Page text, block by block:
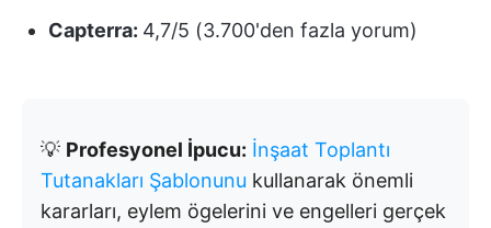
Capterra: 4,7/5 (3.700'den fazla yorum)
💡 Profesyonel İpucu: İnşaat Toplantı
Tutanakları Şablonunu kullanarak önemli
kararları, eylem ögelerini ve engelleri gerçek